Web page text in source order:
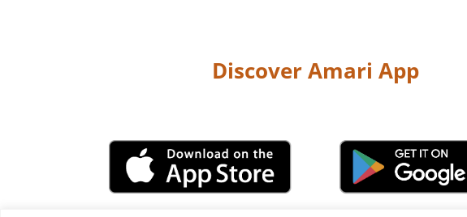
Discover Amari App